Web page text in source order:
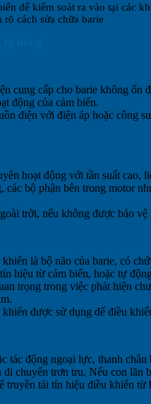
để kiểm soát ra vào tại các
cách sửa chữa barie
cung cấp cho barie không ổn
động của cảm biến.
điện với điện áp hoặc công
hoạt động với tần suất cao,
bộ phận bên trong motor
trời, nếu không được bảo
là bộ não của barie, có
hiệu từ cảm biến, hoặc tự
trọng trong việc phát hiện
được sử dụng để điều
tác động ngoại lực, thanh
chuyển trơn tru. Nếu con
tải tín hiệu điều khiển